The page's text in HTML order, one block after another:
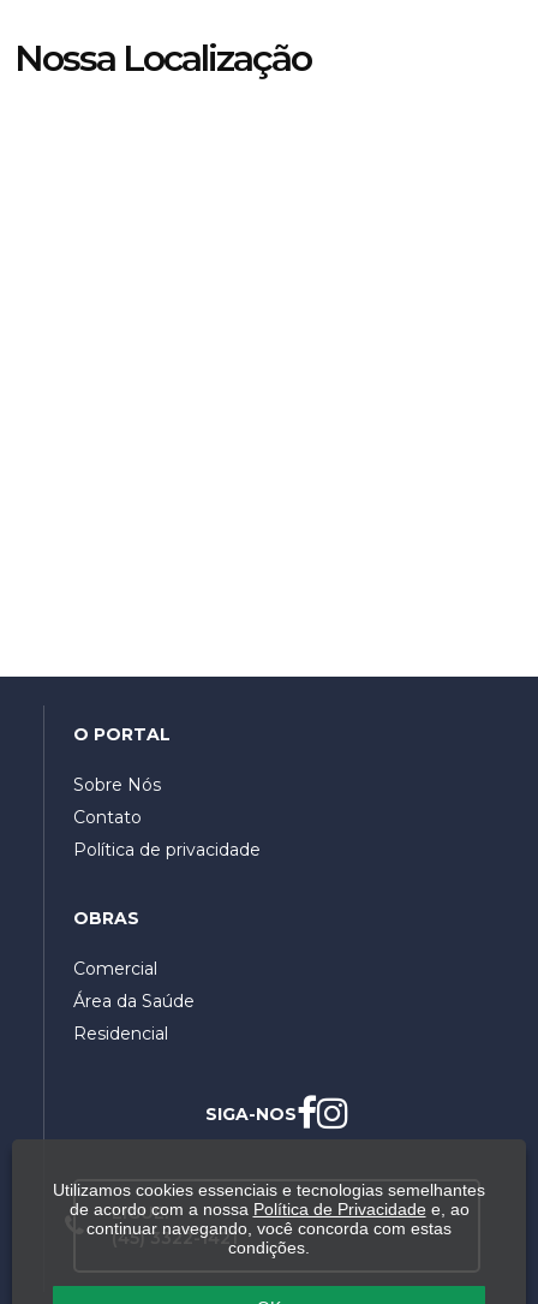
Nossa Localização
O PORTAL
Sobre Nós
Contato
Política de privacidade
OBRAS
Comercial
Área da Saúde
Residencial
SIGA-NOS
LIGUE:
(45) 3322-1421
Utilizamos cookies essenciais e tecnologias semelhantes
de acordo com a nossa Política de Privacidadee, ao
continuar navegando, você concorda com estas
condições.